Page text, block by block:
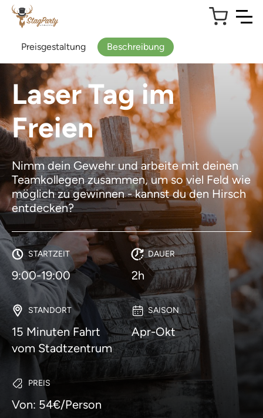
Laser Tag im
Freien
Nimm dein Gewehr und arbeite mit deinen
Teamkollegen zusammen, um so viel Feld wie
möglich zu gewinnen - kannst du den Hirsch
entdecken?
STARTZEIT
9:00-19:00
DAUER
2h
STANDORT
15 Minuten Fahrt
vom Stadtzentrum
SAISON
Apr-Okt
PREIS
Von: 54€/Person
Preisgestaltung Beschreibung